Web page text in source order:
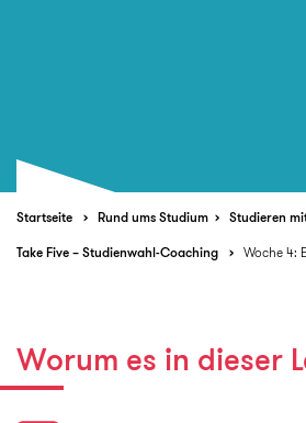
Startseite Rund ums Studium
Studieren
Take Five – Studienwahl-Coaching
Woche 4:
Worum es in dieser